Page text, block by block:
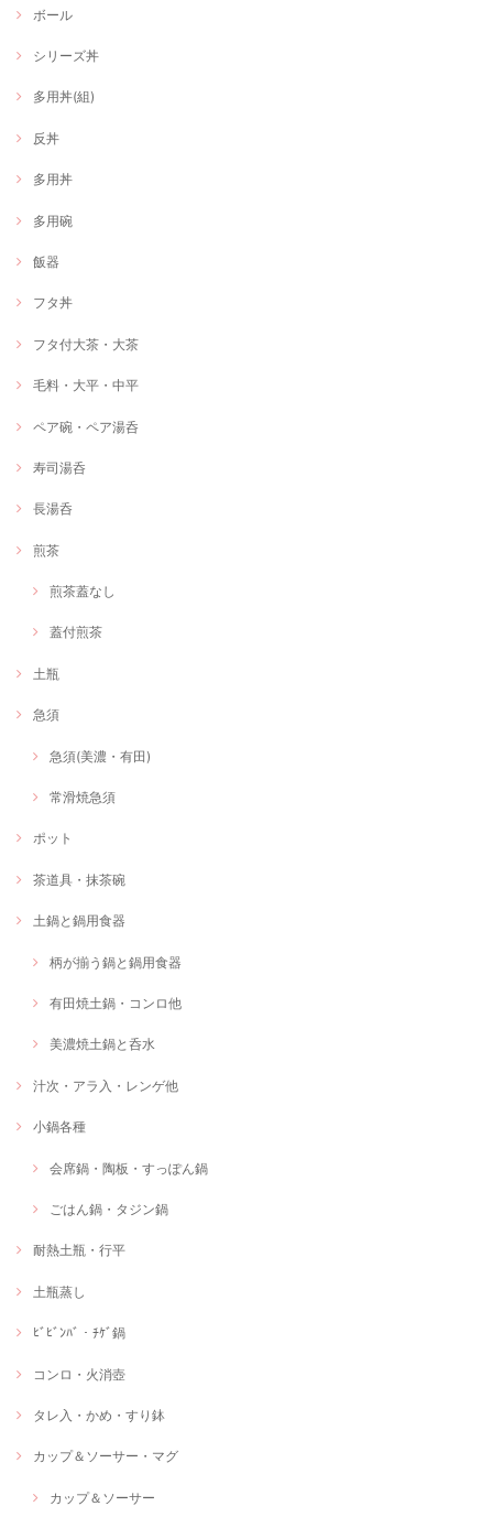
ボール
シリーズ丼
多用丼(組)
反丼
多用丼
多用碗
飯器
フタ丼
フタ付大茶・大茶
毛料・大平・中平
ペア碗・ペア湯呑
寿司湯呑
長湯呑
煎茶
煎茶蓋なし
蓋付煎茶
土瓶
急須
急須(美濃・有田)
常滑焼急須
ポット
茶道具・抹茶碗
土鍋と鍋用食器
柄が揃う鍋と鍋用食器
有田焼土鍋・コンロ他
美濃焼土鍋と呑水
汁次・アラ入・レンゲ他
小鍋各種
会席鍋・陶板・すっぽん鍋
ごはん鍋・タジン鍋
耐熱土瓶・行平
土瓶蒸し
ﾋﾞﾋﾞﾝﾊﾞ・ﾁｹﾞ鍋
コンロ・火消壺
タレ入・かめ・すり鉢
カップ＆ソーサー・マグ
カップ＆ソーサー